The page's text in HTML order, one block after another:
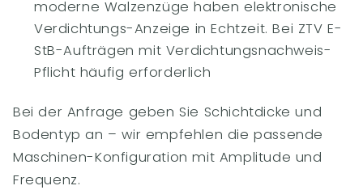
moderne Walzenzüge haben elektronische
Verdichtungs-Anzeige in Echtzeit. Bei ZTV E-
StB-Aufträgen mit Verdichtungsnachweis-
Pflicht häufig erforderlich
Bei der Anfrage geben Sie Schichtdicke und
Bodentyp an – wir empfehlen die passende
Maschinen-Konfiguration mit Amplitude und
Frequenz.